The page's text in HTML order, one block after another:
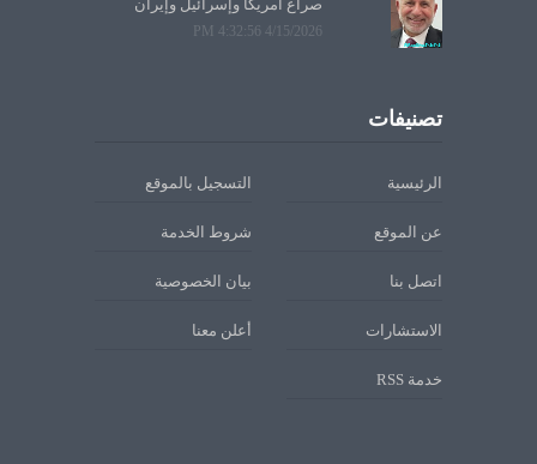
صراع أمريكا وإسرائيل وإيران
4/15/2026 4:32:56 PM
تصنيفات
الرئيسية التسجيل بالموقع
عن الموقع شروط الخدمة
اتصل بنا بيان الخصوصية
الاستشارات أعلن معنا
خدمة RSS